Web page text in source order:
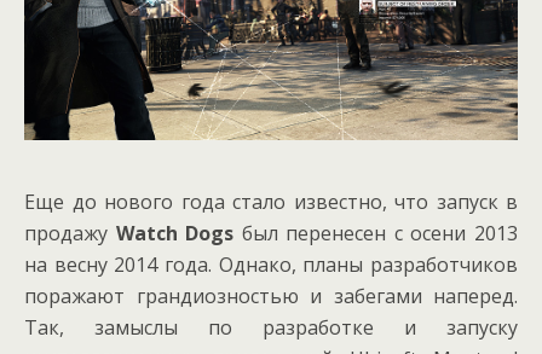
Еще до нового года стало известно, что запуск в
продажу Watch Dogs был перенесен с осени 2013
на весну 2014 года. Однако, планы разработчиков
поражают грандиозностью и забегами наперед.
Так, замыслы по разработке и запуску